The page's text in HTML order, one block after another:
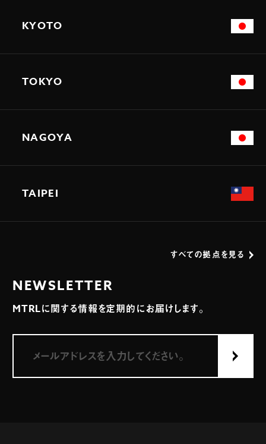
KYOTO
TOKYO
NAGOYA
TAIPEI
すべての拠点を見る
NEWSLETTER
MTRLに関する情報を定期的にお届けします。